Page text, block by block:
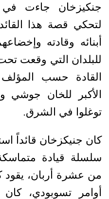
جنكيزخان جاءت في
لتحكي قصة هذا
أبنائه وقادته
للبلدان التي وقعت
القادة حسب
الأكبر للخان جوشي
توغلوا في الشرق.
كان جنيكزخان قائداً
سلسلة قيادة
من عشرة أربان، يقود
أوامر تسوبودي،